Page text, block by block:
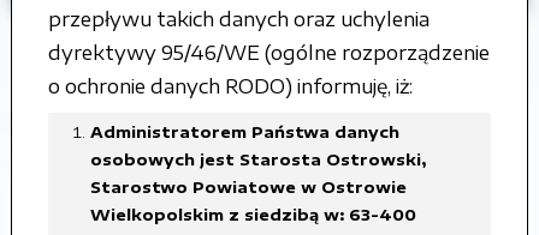
przepływu takich danych oraz uchylenia
dyrektywy 95/46/WE (ogólne rozporządzenie
o ochronie danych RODO) informuję, iż:
Administratorem Państwa danych
osobowych jest Starosta Ostrowski,
Starostwo Powiatowe w Ostrowie
Wielkopolskim z siedzibą w: 63-400
Posiedzenie Zarządu Powiatu
Ostrowskiego 12 stycznia 2004 roku